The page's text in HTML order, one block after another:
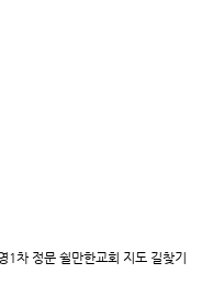
차 정문 쉴만한교회 지도 길찾기